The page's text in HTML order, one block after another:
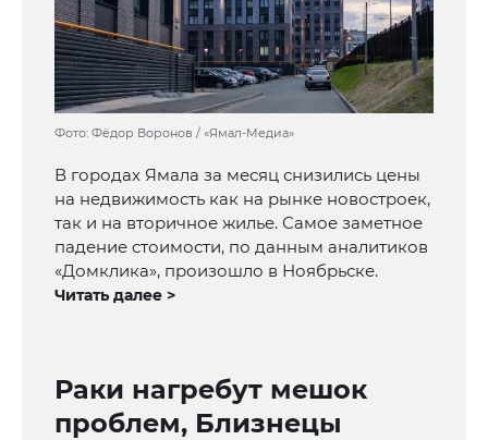
Фото: Фёдор Воронов / «Ямал-Медиа»
В городах Ямала за месяц снизились цены
на недвижимость как на рынке новостроек,
так и на вторичное жилье. Самое заметное
падение стоимости, по данным аналитиков
«Домклика», произошло в Ноябрьске.
Читать далее >
Раки нагребут мешок
проблем, Близнецы